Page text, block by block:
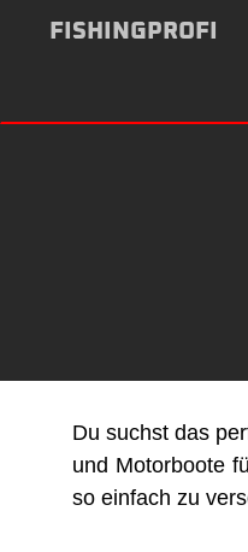
FISHINGPROFI
Du suchst das
und Motorboote
so einfach zu